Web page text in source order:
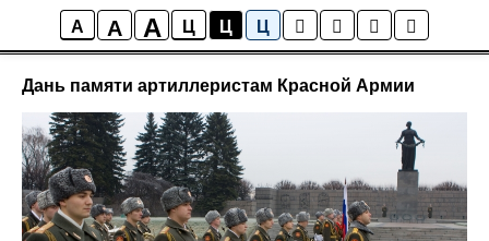
A A A Ц Ц Ц
Новости
Дань памяти артиллеристам Красной Армии